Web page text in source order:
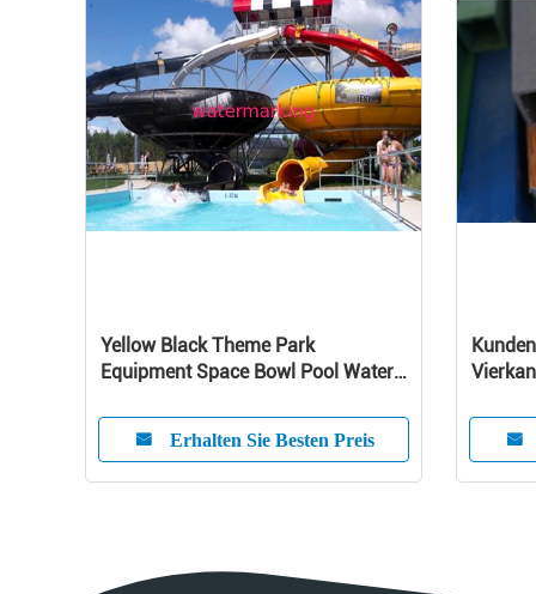
Yellow Black Theme Park
Equipment Space Bowl Pool Water
Erhalten Sie Besten Preis